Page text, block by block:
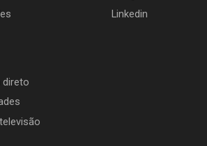
Linkedin